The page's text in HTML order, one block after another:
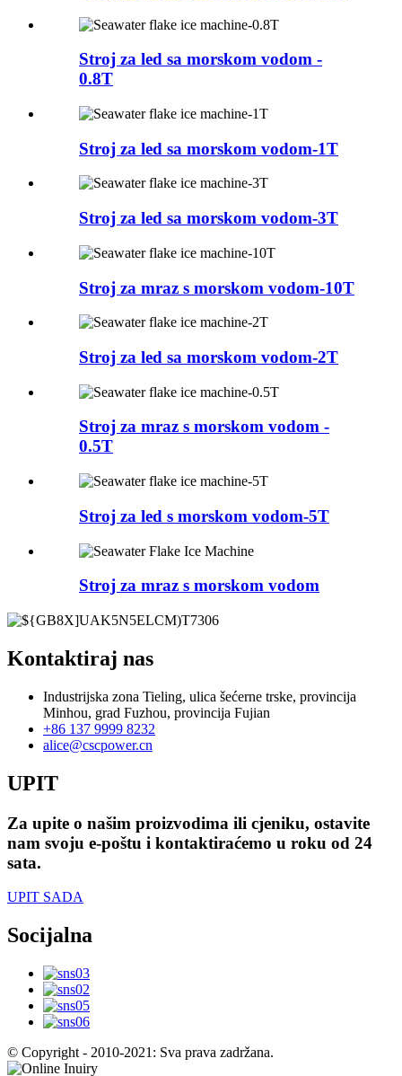
Stroj za led sa morskom vodom -
0.8T
Stroj za led sa morskom vodom-1T
Stroj za led sa morskom vodom-3T
Stroj za mraz s morskom vodom-10T
Stroj za led sa morskom vodom-2T
Stroj za mraz s morskom vodom -
0.5T
Stroj za led s morskom vodom-5T
Stroj za mraz s morskom vodom
Kontaktiraj nas
Industrijska zona Tieling, ulica šećerne trske, provincija
Minhou, grad Fuzhou, provincija Fujian
+86 137 9999 8232
alice@cscpower.cn
UPIT
Za upite o našim proizvodima ili cjeniku, ostavite
nam svoju e-poštu i kontaktiraćemo u roku od 24
sata.
UPIT SADA
Socijalna
© Copyright - 2010-2021: Sva prava zadržana.